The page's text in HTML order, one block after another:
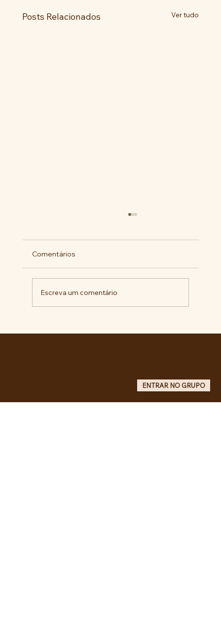
Posts Relacionados Ver tudo
Comentários
Escreva um comentário
ENTRAR NO GRUPO